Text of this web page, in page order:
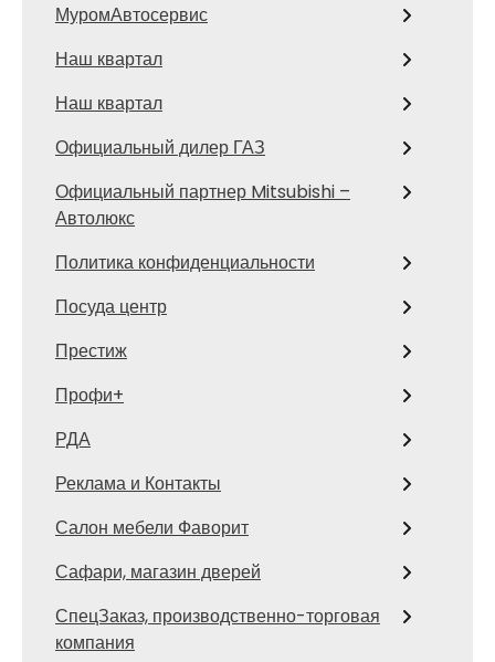
МуромАвтосервис
Наш квартал
Наш квартал
Официальный дилер ГАЗ
Официальный партнер Mitsubishi –
Автолюкс
Политика конфиденциальности
Посуда центр
Престиж
Профи+
РДА
Реклама и Контакты
Салон мебели Фаворит
Сафари, магазин дверей
СпецЗаказ, производственно-торговая
компания